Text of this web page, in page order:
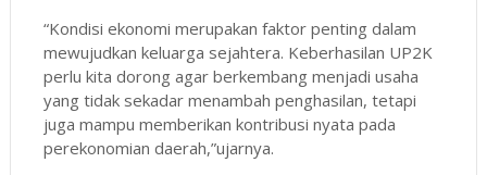
“Kondisi ekonomi merupakan faktor penting dalam
mewujudkan keluarga sejahtera. Keberhasilan UP2K
perlu kita dorong agar berkembang menjadi usaha
yang tidak sekadar menambah penghasilan, tetapi
juga mampu memberikan kontribusi nyata pada
perekonomian daerah,”ujarnya.